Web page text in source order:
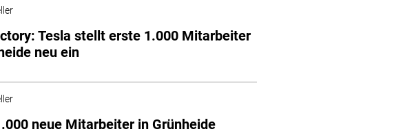
Tesla stellt erste 1.000 Mitarbeiter
neu ein
neue Mitarbeiter in Grünheide